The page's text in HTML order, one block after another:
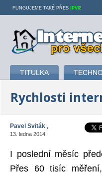
Internet pro
TITULKA
FUNGUJEME TAKÉ PŘES IPV6!
Rychlosti
Pavel Sviták
13. ledna 2014
I poslední měsíc
Přes 60 tisíc